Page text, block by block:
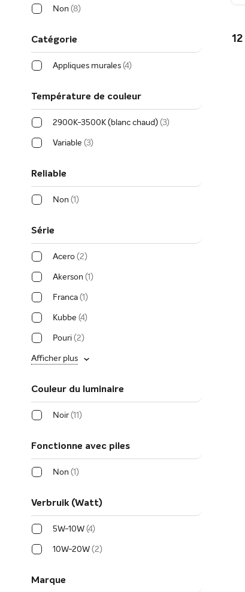
12
Non 8
Catégorie
Appliques murales 4
Température de couleur
2900K-3500K (blanc chaud) 3
Variable 3
Reliable
Non 1
Série
Acero 2
Akerson 1
Franca 1
Kubbe 4
Pouri 2
Afficher plus
Couleur du luminaire
Noir 11
Fonctionne avec piles
Non 1
Verbruik (Watt)
5W-10W 4
10W-20W 2
Marque